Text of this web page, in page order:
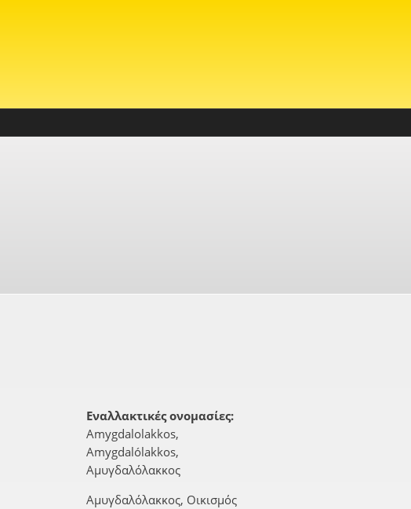
Εναλλακτικές ονομασίες:
Amygdalolakkos,
Amygdalólakkos,
Αμυγδαλόλακκος
Αμυγδαλόλακκος, Οικισμός